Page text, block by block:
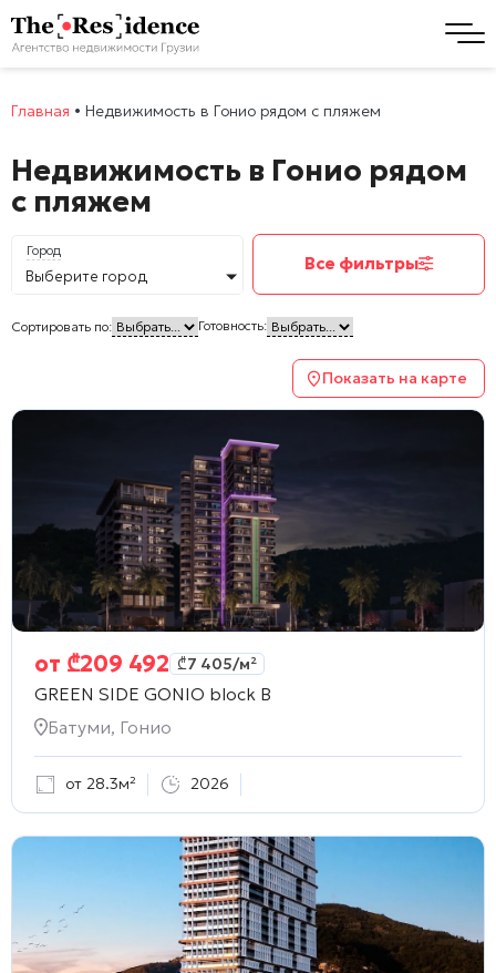
Главная • Недвижимость в Гонио рядом с пляжем
Недвижимость в Гонио рядом
с пляжем
Город
Выберите город
Все фильтры
Сортировать по: Готовность:
Показать на карте
от ₾209 492 ₾7 405/м²
GREEN SIDE GONIO block B
Батуми, Гонио
от 28.3м² 2026